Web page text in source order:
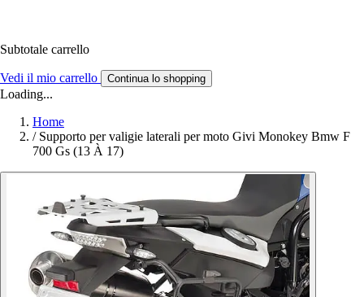
Subtotale carrello
Vedi il mio carrello Continua lo shopping
Loading...
Home
/ Supporto per valigie laterali per moto Givi Monokey Bmw F
700 Gs (13 À 17)